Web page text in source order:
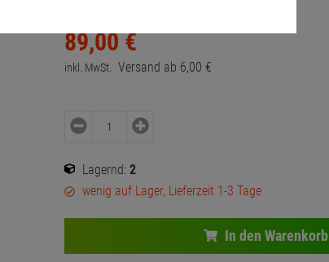
89,00 €
inkl. MwSt. Versand ab 6,00 €
Lagernd: 2
wenig auf Lager, Lieferzeit 1-3 Tage
In den Warenkorb